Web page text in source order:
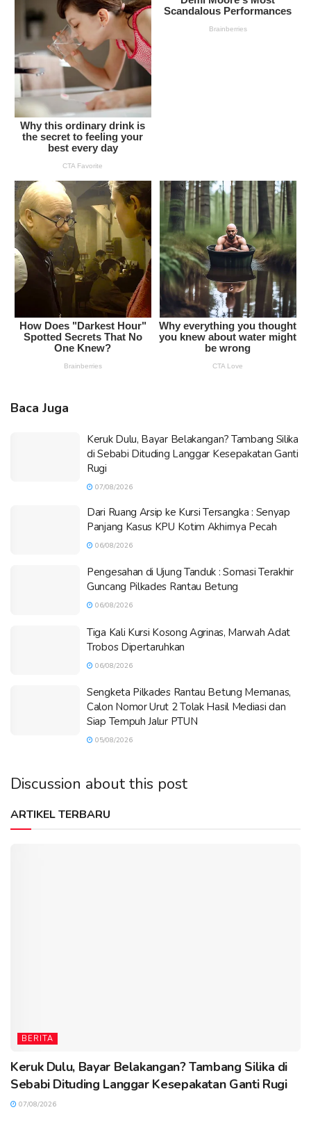
Baca Juga
Keruk Dulu, Bayar Belakangan? Tambang Silika
di Sebabi Dituding Langgar Kesepakatan Ganti
Rugi
07/08/2026
Dari Ruang Arsip ke Kursi Tersangka : Senyap
Panjang Kasus KPU Kotim Akhirnya Pecah
06/08/2026
Pengesahan di Ujung Tanduk : Somasi Terakhir
Guncang Pilkades Rantau Betung
06/08/2026
Tiga Kali Kursi Kosong Agrinas, Marwah Adat
Trobos Dipertaruhkan
06/08/2026
Sengketa Pilkades Rantau Betung Memanas,
Calon Nomor Urut 2 Tolak Hasil Mediasi dan
Siap Tempuh Jalur PTUN
05/08/2026
Discussion about this post
ARTIKEL TERBARU
BERITA
Keruk Dulu, Bayar Belakangan? Tambang Silika di
Sebabi Dituding Langgar Kesepakatan Ganti Rugi
07/08/2026